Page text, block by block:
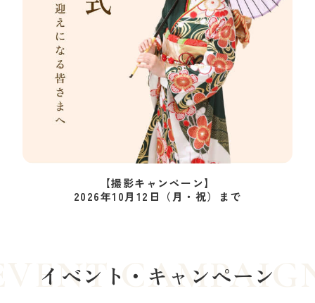
【撮影キャンペーン】
2026年10月12日（月・祝）まで
イベント・キャンペーン